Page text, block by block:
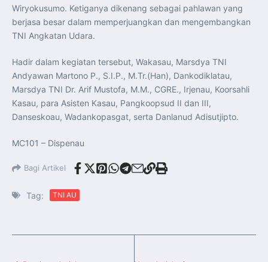
Wiryokusumo. Ketiganya dikenang sebagai pahlawan yang
berjasa besar dalam memperjuangkan dan mengembangkan
TNI Angkatan Udara.
Hadir dalam kegiatan tersebut, Wakasau, Marsdya TNI
Andyawan Martono P., S.I.P., M.Tr.(Han), Dankodiklatau,
Marsdya TNI Dr. Arif Mustofa, M.M., CGRE., Irjenau, Koorsahli
Kasau, para Asisten Kasau, Pangkoopsud II dan III,
Danseskoau, Wadankopasgat, serta Danlanud Adisutjipto.
MC101 – Dispenau
Bagi Artikel
Tag: TNI AU